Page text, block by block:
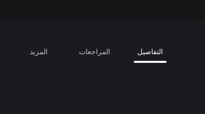
التفاصيل المراجعات المزيد